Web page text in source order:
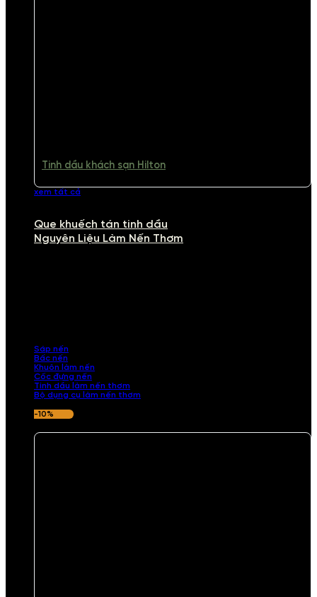
Tinh dầu khách sạn Hilton
xem tất cả
Que khuếch tán tinh dầu
Nguyên Liệu Làm Nến Thơm
Sáp nến
Bấc nến
Khuôn làm nến
Cốc đựng nến
Tinh dầu làm nến thơm
Bộ dụng cụ làm nến thơm
-10%